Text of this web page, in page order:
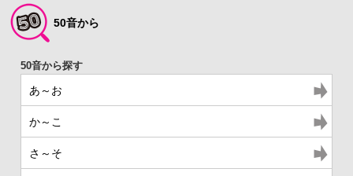
50音から
あ～お
か～こ
さ～そ